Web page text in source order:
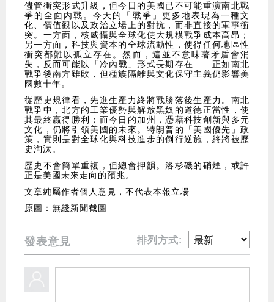
儘管衝突形式升級，但今日的美國已不可能重演南北戰
爭的全面內戰。今天的「戰爭」更多地表現為一種文
化、價值觀以及政治立場上的對抗，而非直接的軍事衝
突。一方面，核威懾與全球化使大規模戰爭成本高昂；
另一方面，科技與資本的全球流動性，使得任何地區性
衝突都難以孤立存在。然而，這並不意味著矛盾會消
失，反而可能以「冷內戰」形式長期存在——正如南北
戰爭後南方雖敗，但種族隔離與文化保守主義仍影響美
國數十年。
從歷史規律看，先進生產力終將戰勝落後生產力。南北
戰爭中，北方的工業優勢與解放黑奴的道德正當性，使
其最終贏得勝利；而今日的加州，憑藉科技創新與多元
文化，仍將引領美國的未來。特朗普的「美國優先」政
策，實則是對全球化與科技進步的倒行逆施，終將被歷
史淘汰。
歷史不會簡單重複，但總會押韻。洛杉磯的硝煙，或許
正是美國未來走向的預兆。
文章純屬作者個人意見，不代表本報立場
原圖：無綫新聞截圖
發表意見 排列方式: